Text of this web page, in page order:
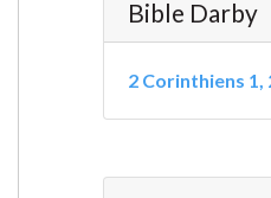
Bible Darby
2 Corinthiens 1,